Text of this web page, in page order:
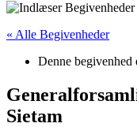
« Alle Begivenheder
Denne begivenhed
Sietam